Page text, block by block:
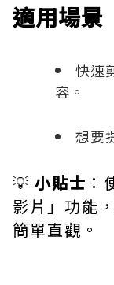
適用場景
快速
容。
想要
💡 小貼士
影片」功能
簡單直觀。